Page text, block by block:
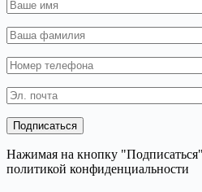
Нажимая на кнопку
политикой конфиденциальности